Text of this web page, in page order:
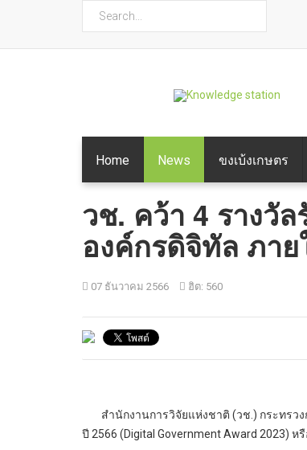
ค้นหา
Home News ขงเบ้งเกษตร
วช. คว้า 4 รางวั
องค์กรดิจิทัล ภาย
07 ธันวาคม 2566 ฮิต: 560
สำนักงานการวิจัยแห่งชาติ (วช.) กระทรวง
ปี 2566 (Digital Government Award 2023)